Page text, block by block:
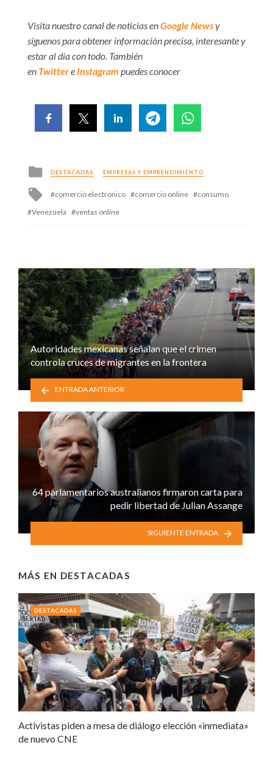
Visita nuestro canal de noticias enGoogle Newsy
síguenos para obtener información precisa, interesante y
estar al día con todo. También
en Twittere Instagram puedes conocer
Posted
in
DESTACADAS EMPRESAS Y EMPRENDIMIENTO
Tagged
comercio electronico comercio online
consumo
Venezuela
ventas online
Autoridades mexicanas señalan que el crimen
controla cruces de migrantes en la frontera
ENTRADA ANTERIOR
64 parlamentarios australianos firmaron carta para
pedir libertad de Julian Assange
SIGUIENTE ENTRADA
MÁS EN DESTACADAS
Activistas piden a mesa de diálogo elección «inmediata»
de nuevo CNE
DESTACADAS